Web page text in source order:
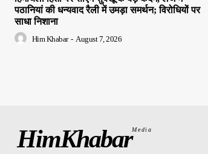
पठानियां की धन्यवाद रैली में उमड़ा समर्थन; विरोधियों पर
साधा निशाना
Him Khabar - August 7, 2026
HimKhabarMedia